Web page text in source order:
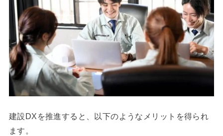
建設DXを推進すると、以下のようなメリットを得られ
ます。